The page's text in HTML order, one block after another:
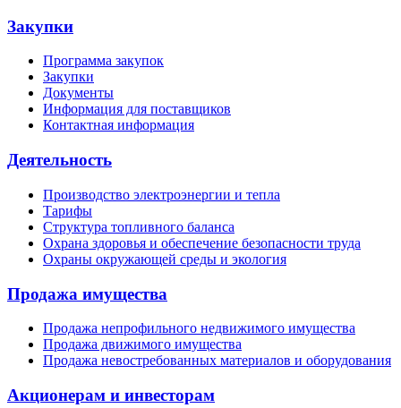
Закупки
Программа закупок
Закупки
Документы
Информация для поставщиков
Контактная информация
Деятельность
Производство электроэнергии и тепла
Тарифы
Структура топливного баланса
Охрана здоровья и обеспечение безопасности труда
Охраны окружающей среды и экология
Продажа имущества
Продажа непрофильного недвижимого имущества
Продажа движимого имущества
Продажа невостребованных материалов и оборудования
Акционерам и инвесторам